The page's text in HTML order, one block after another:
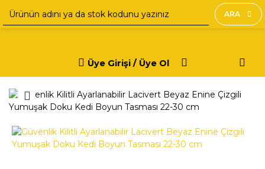
ARA
Üye Girişi / Üye Ol